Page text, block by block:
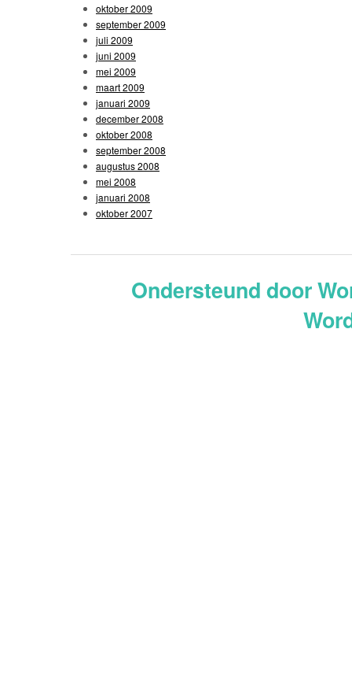
oktober 2009
september 2009
juli 2009
juni 2009
mei 2009
maart 2009
januari 2009
december 2008
oktober 2008
september 2008
augustus 2008
mei 2008
januari 2008
oktober 2007
Ondersteund door